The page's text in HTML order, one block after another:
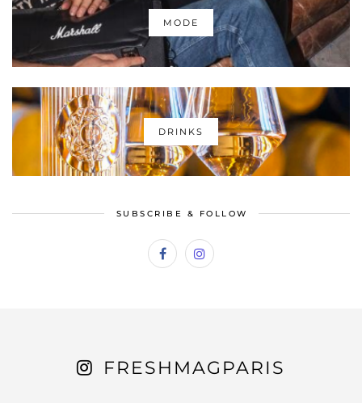
MODE
DRINKS
SUBSCRIBE & FOLLOW
FRESHMAGPARIS